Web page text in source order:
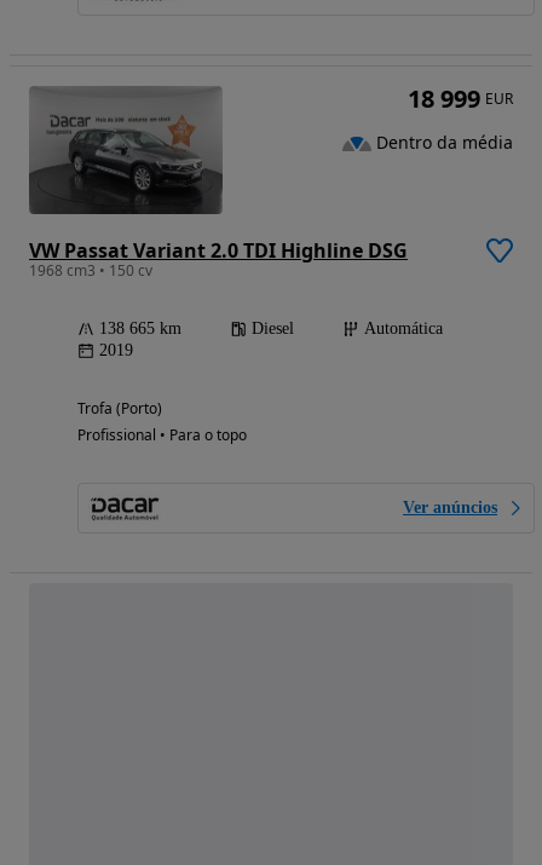
VW Passat Variant 2.0 TDI Highline DSG
1968 cm3 • 150 cv
138 665 km Diesel
Automática
2019
Trofa (Porto)
Profissional • Para o topo
Ver anúncios
18 999 EUR
Dentro da média